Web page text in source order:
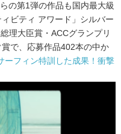
の第1弾の作品も国内最大級
ビティ アワード」シルバー
理大臣賞・ACCグランプリ
賞で、応募作品402本の中か
ーフィン特訓した成果！衝撃